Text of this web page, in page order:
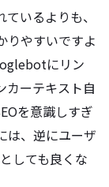
いるよりも、
やすいですよ
にリン
カーテキスト自
を意識しすぎ
は、逆にユーザ
しても良くな